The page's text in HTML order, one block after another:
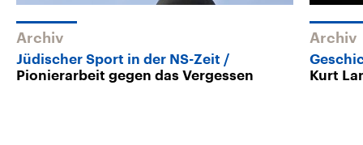
Archiv
Jüdischer Sport in der NS-Zeit
Pionierarbeit gegen das Vergessen
Archiv
Kurt